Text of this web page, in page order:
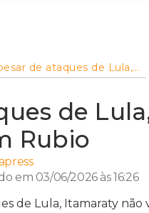
de ataques de Lula,
não vê prejuízo na
de
Rubio
em 03/06/2026 às 16:26